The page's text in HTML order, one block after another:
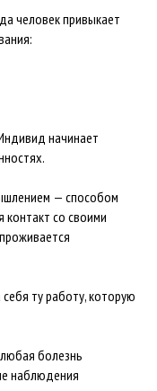
человек привыкает
начинает
— способом
контакт со своими
ту работу, которую
болезнь
наблюдения